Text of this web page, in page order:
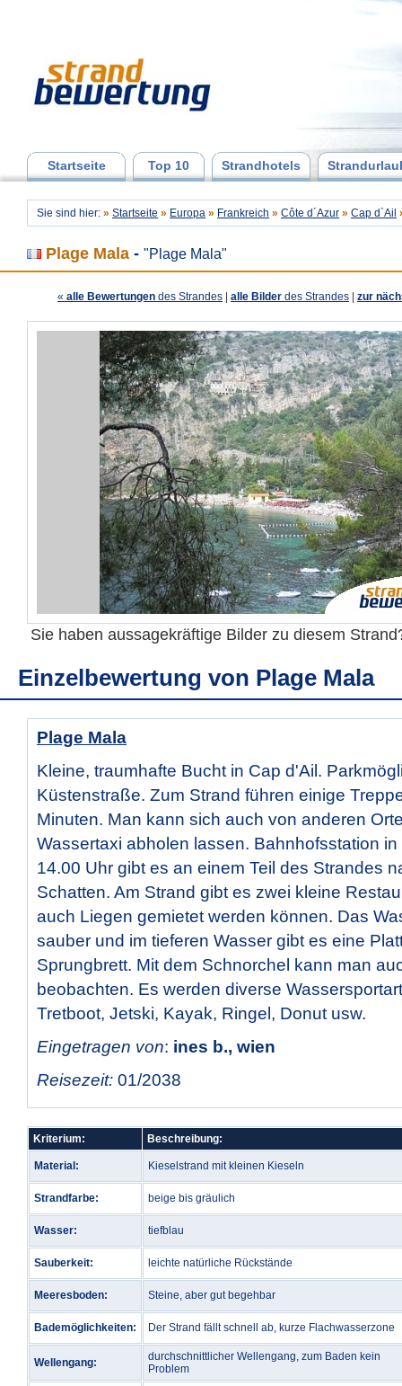
Startseite Top 10 Strandhotels
Sie sind hier: » Startseite » Europa » Frankreich » Côte d´Azur » Cap d`Ail
Plage Mala - "Plage Mala"
« alle Bewertungen des Strandes alle Bilder des Strandes zur
Sie haben aussagekräftige Bilder zu diesem
Einzelbewertung von Plage Mala
Plage Mala
Kleine, traumhafte Bucht in Cap d'Ail.
Küstenstraße. Zum Strand führen einige
Minuten. Man kann sich auch von anderen
Wassertaxi abholen lassen. Bahnhofsstation
14.00 Uhr gibt es an einem Teil des Strandes
Schatten. Am Strand gibt es zwei kleine
auch Liegen gemietet werden können. Das
sauber und im tieferen Wasser gibt es eine
Sprungbrett. Mit dem Schnorchel kann man
beobachten. Es werden diverse
Tretboot, Jetski, Kayak, Ringel, Donut usw.
Eingetragen von: ines b., wien
Reisezeit: 01/2038
Kriterium: Beschreibung:
Material: Kieselstrand mit kleinen Kieseln
Strandfarbe: beige bis gräulich
Wasser: tiefblau
Sauberkeit: leichte natürliche Rückstände
Meeresboden: Steine, aber gut begehbar
Bademöglichkeiten: Der Strand fällt schnell ab, kurze Flachwasserzone
Wellengang:
durchschnittlicher Wellengang, zum Baden kein
Problem